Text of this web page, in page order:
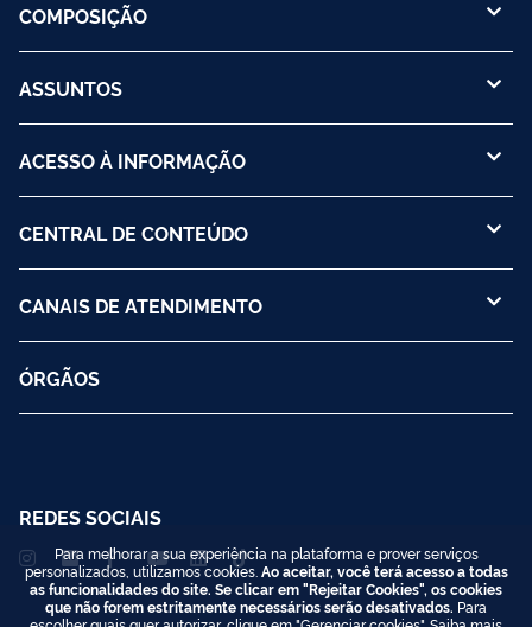
COMPOSIÇÃO
ASSUNTOS
ACESSO À INFORMAÇÃO
CENTRAL DE CONTEÚDO
CANAIS DE ATENDIMENTO
ÓRGÃOS
REDES SOCIAIS
Para melhorar a sua experiência na plataforma e prover serviços
personalizados, utilizamos cookies. Ao aceitar, você terá acesso a todas
as funcionalidades do site. Se clicar em "Rejeitar Cookies", os cookies
que não forem estritamente necessários serão desativados. Para